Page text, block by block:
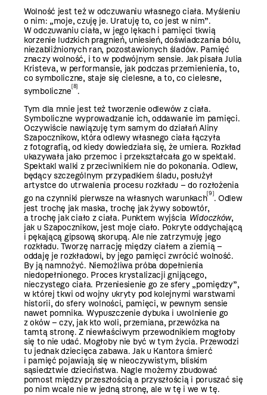
Wolność jest też w odczuwaniu własnego ciała. Myśleniu
o nim: „moje, czuję je. Uratuję to, co jest w nim”.
W odczuwaniu ciała, w jego lękach i pamięci tkwią
korzenie ludzkich pragnień, uniesień, doświadczania bólu,
niezabliźnionych ran, pozostawionych śladów. Pamięć
znaczy wolność, i to w podwójnym sensie. Jak pisała Julia
Kristeva, w performansie, jak podczas przemienienia, to,
co symboliczne, staje się cielesne, a to, co cielesne,
symboliczne
[8]
.
Tym dla mnie jest też tworzenie odlewów z ciała.
Symboliczne wyprowadzanie ich, oddawanie im pamięci.
Oczywiście nawiązuję tym samym do działań Aliny
Szapocznikow, która odlewy własnego ciała łączyła
z fotografią, od kiedy dowiedziała się, że umiera. Rozkład
ukazywała jako przemoc i przekształcała go w spektakl.
Spektakl walki z przeciwnikiem nie do pokonania. Odlew,
będący szczególnym przypadkiem śladu, posłużył
artystce do utrwalenia procesu rozkładu – do rozłożenia
go na czynniki pierwsze na własnych warunkach
[9]
. Odlew
jest trochę jak maska, trochę jak żywy sobowtór,
a trochę jak ciało z ciała. Punktem wyjścia Widoczków,
jak u Szapocznikow, jest moje ciało. Pokryte oddychającą
i pękającą gipsową skorupą. Ale nie zatrzymuję jego
rozkładu. Tworzę narrację między ciałem a ziemią –
oddaję je rozkładowi, by jego pamięci zwrócić wolność.
By ją namnożyć. Niemożliwa próba dopełnienia
niedopełnionego. Proces krystalizacji gnijącego,
nieczystego ciała. Przeniesienie go ze sfery „pomiędzy”,
w której tkwi od wojny ukryty pod kolejnymi warstwami
historii, do sfery wolności, pamięci, w pewnym sensie
nawet pomnika. Wypuszczenie dybuka i uwolnienie go
z oków – czy, jak kto woli, przemiana, przewózka na
tamtą stronę. Z niewłaściwym przewodnikiem mogłoby
się to nie udać. Mogłoby nie być w tym życia. Przewodzi
tu jednak dziecięca zabawa. Jak u Kantora śmierć
i pamięć pojawiają się w nieoczywistym, bliskim
sąsiedztwie dzieciństwa. Nagle możemy zbudować
pomost między przeszłością a przyszłością i poruszać się
po nim wcale nie w jedną stronę, ale w tę i we w tę.